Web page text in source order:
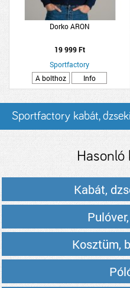
Dorko ARON
19 999 Ft
Sportfactory
A bolthoz
Info
Sportfactory kabát,
Hasonló
Kabát,
Kosztüm,